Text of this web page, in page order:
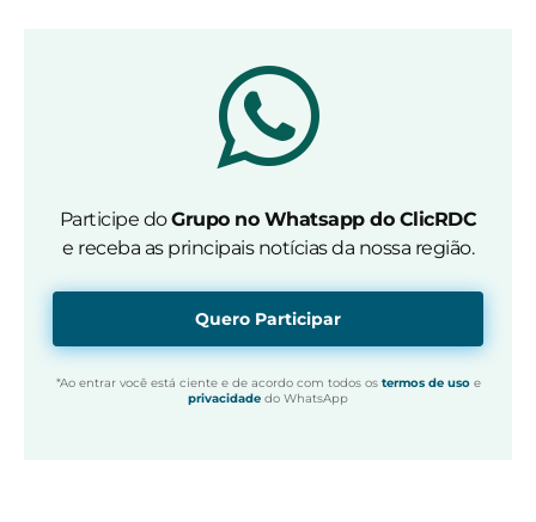
Participe doGrupo no Whatsapp do ClicRDC
e receba as principais notícias da nossa região.
Quero Participar
*Ao entrar você está ciente e de acordo com todos os termos de usoe
privacidade do WhatsApp